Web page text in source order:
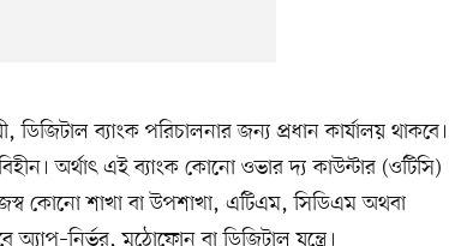
ডিজিটাল ব্যাংক পরিচালনার জন্য প্রধান কার্যালয় থাকবে।
অর্থাৎ এই ব্যাংক কোনো ওভার দ্য কাউন্টার (ওটিসি)
কোনো শাখা বা উপশাখা, এটিএম, সিডিএম অথবা